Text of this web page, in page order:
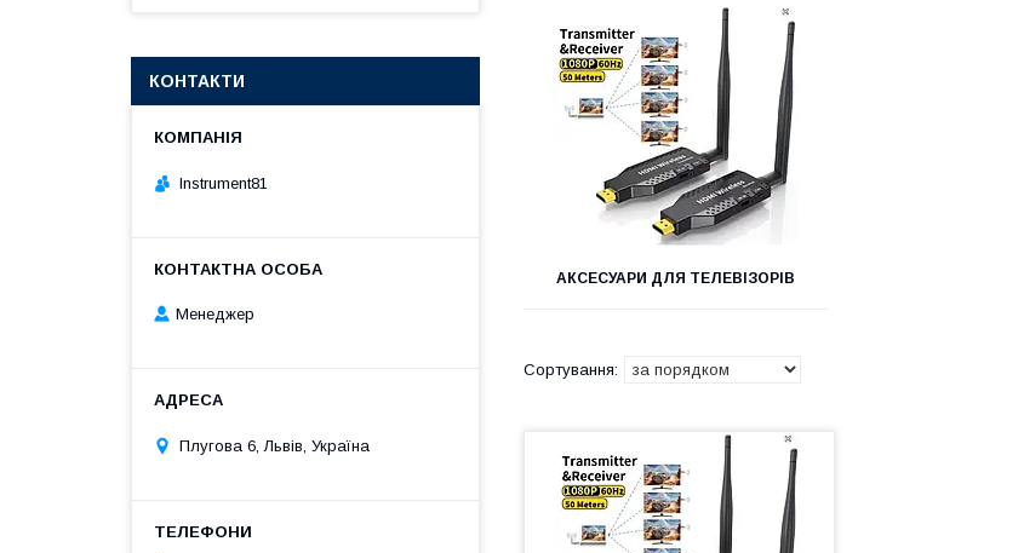
АКСЕСУАРИ ДЛЯ ТЕЛЕВІЗОРІВ
КОНТАКТИ
Instrument81
Менеджер
Плугова 6, Львів, Україна